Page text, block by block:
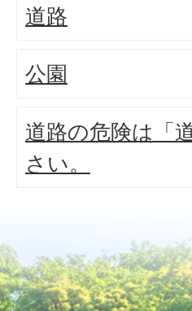
道路
公園
道路の危険は「
さい。